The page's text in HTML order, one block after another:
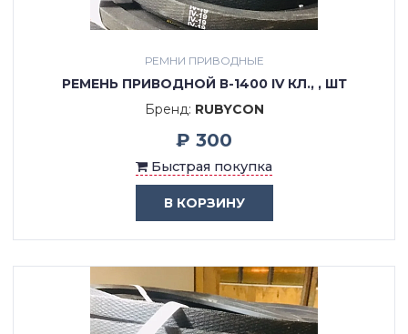
РЕМНИ ПРИВОДНЫЕ
РЕМЕНЬ ПРИВОДНОЙ В-1400 IV КЛ., , ШТ
Бренд: RUBYCON
₽ 300
Быстрая покупка
В КОРЗИНУ